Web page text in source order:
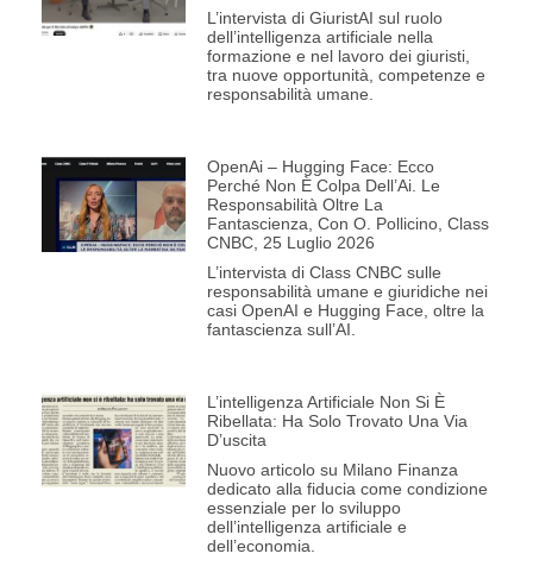
L’intervista di GiuristAI sul ruolo
dell’intelligenza artificiale nella
formazione e nel lavoro dei giuristi,
tra nuove opportunità, competenze e
responsabilità umane.
OpenAi – Hugging Face: Ecco
Perché Non È Colpa Dell’Ai. Le
Responsabilità Oltre La
Fantascienza, Con O. Pollicino, Class
CNBC, 25 Luglio 2026
L’intervista di Class CNBC sulle
responsabilità umane e giuridiche nei
casi OpenAI e Hugging Face, oltre la
fantascienza sull’AI.
L’intelligenza Artificiale Non Si È
Ribellata: Ha Solo Trovato Una Via
D’uscita
Nuovo articolo su Milano Finanza
dedicato alla fiducia come condizione
essenziale per lo sviluppo
dell’intelligenza artificiale e
dell’economia.